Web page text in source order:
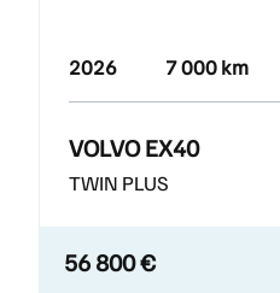
2026 7 000 km
VOLVO EX40
TWIN PLUS
56 800 €